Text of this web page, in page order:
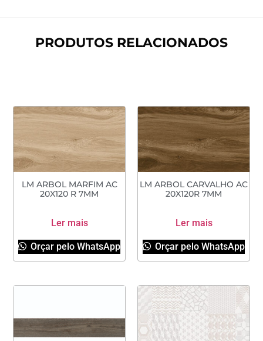
PRODUTOS RELACIONADOS
LM ARBOL MARFIM AC
20X120 R 7MM
Ler mais
Orçar pelo WhatsApp
LM ARBOL CARVALHO AC
20X120R 7MM
Ler mais
Orçar pelo WhatsApp